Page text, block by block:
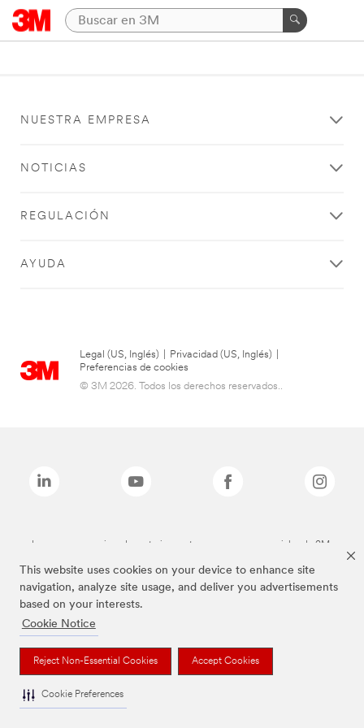
This website uses cookies on your device to enhance site
navigation, analyze site usage, and deliver you advertisements
based on your interests.
Cookie Notice
Reject Non-Essential Cookies Accept Cookies
Cookie Preferences
NUESTRA EMPRESA
NOTICIAS
REGULACIÓN
AYUDA
Legal (US, Inglés) Privacidad (US, Inglés)
Preferencias de cookies
© 3M 2026. Todos los derechos reservados..
Las marcas mencionadas anteriormente son marcas comerciales de 3M.